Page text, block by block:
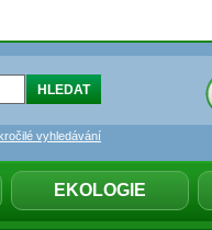
EKOLOGIE
vyhledávání